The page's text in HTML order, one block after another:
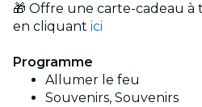
🎁 Offre une carte-cadeau à
en cliquant ici
Programme
Allumer le feu
Souvenirs, Souvenirs